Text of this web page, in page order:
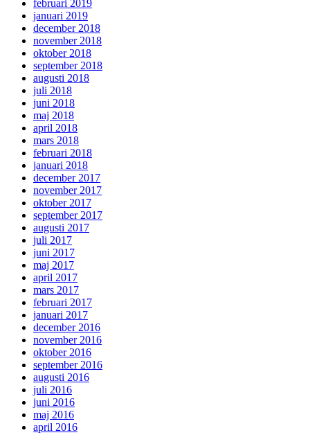
februari 2019
januari 2019
december 2018
november 2018
oktober 2018
september 2018
augusti 2018
juli 2018
juni 2018
maj 2018
april 2018
mars 2018
februari 2018
januari 2018
december 2017
november 2017
oktober 2017
september 2017
augusti 2017
juli 2017
juni 2017
maj 2017
april 2017
mars 2017
februari 2017
januari 2017
december 2016
november 2016
oktober 2016
september 2016
augusti 2016
juli 2016
juni 2016
maj 2016
april 2016